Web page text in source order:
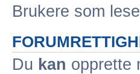
Brukere som
Du kan opprette